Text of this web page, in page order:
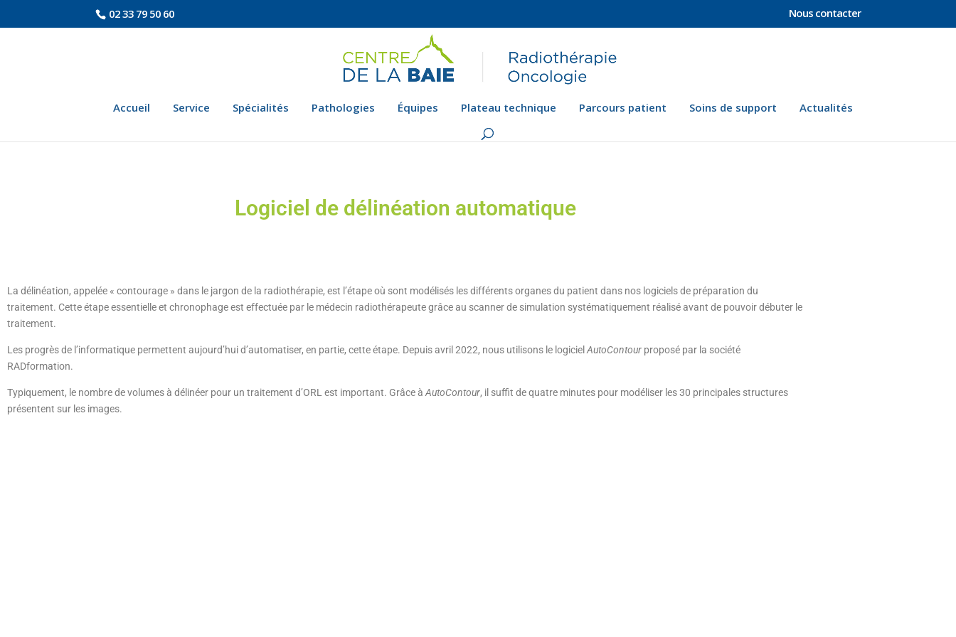
02 33 79 50 60 Nous contacter
Accueil Service Spécialités Pathologies Équipes Plateau technique Parcours patient Soins de support Actualités
Logiciel de délinéation automatique
La délinéation, appelée « contourage » dans le jargon de la radiothérapie, est l’étape où sont modélisés les différents organes du patient dans nos logiciels de préparation du
traitement. Cette étape essentielle et chronophage est effectuée par le médecin radiothérapeute grâce au scanner de simulation systématiquement réalisé avant de pouvoir débuter le
traitement.
Les progrès de l’informatique permettent aujourd’hui d’automatiser, en partie, cette étape. Depuis avril 2022, nous utilisons le logiciel AutoContour proposé par la société
RADformation.
Typiquement, le nombre de volumes à délinéer pour un traitement d’ORL est important. Grâce à AutoContour, il suffit de quatre minutes pour modéliser les 30 principales structures
présentent sur les images.